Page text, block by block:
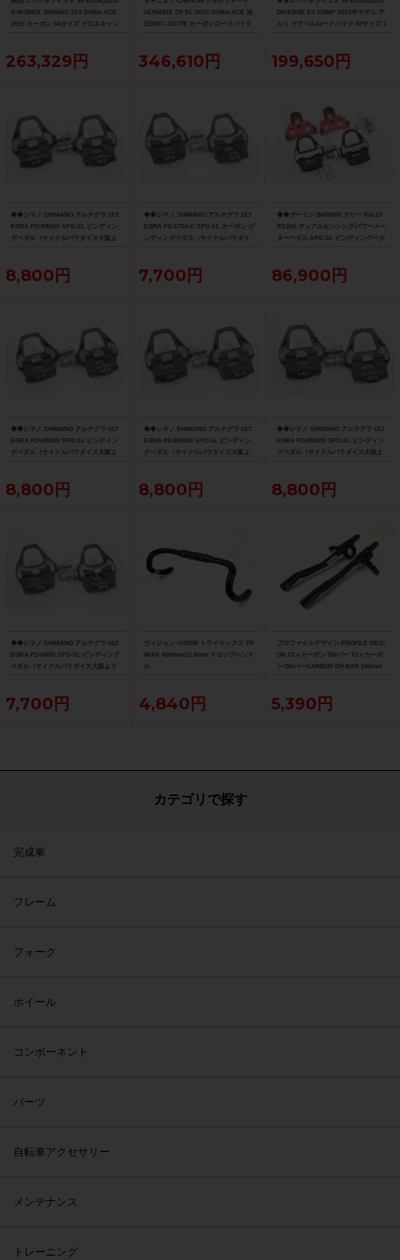
S-WORKS TARMAC SL5 DURA-ACE
2015 カーボン 54サイズ グロスキャン
263,329円
ULTIMATE CF SL DISC DURA-ACE 油
圧DISC 2017年 カーボンロードバイク
346,610円
DIVERGE E5 COMP 2023年モデル ア
ルミ グラベルロードバイク 49サイズ 1
199,650円
◆◆シマノ SHIMANO アルテグラ ULT
EGRA PD-R8000 SPD-SL ビンディン
グペダル（サイクルパラダイス大阪よ
8,800円
◆◆シマノ SHIMANO アルテグラ ULT
EGRA PD-6700-C SPD-SL カーボン ビ
ンディングペダル（サイクルパラダイ
7,700円
◆◆ガーミン GARMIN ラリー RALLY
RS200 デュアルセンシングパワーメー
ターペダル SPD-SL ビンディングペダ
86,900円
◆◆シマノ SHIMANO アルテグラ ULT
EGRA PD-R8000 SPD-SL ビンディン
グペダル（サイクルパラダイス大阪よ
8,800円
◆◆シマノ SHIMANO アルテグラ ULT
EGRA PD-R8000 SPD-SL ビンディン
グペダル（サイクルパラダイス大阪よ
8,800円
◆◆シマノ SHIMANO アルテグラ ULT
EGRA PD-R8000 SPD-SL ビンディン
グペダル（サイクルパラダイス大阪よ
8,800円
◆◆シマノ SHIMANO アルテグラ ULT
EGRA PD-6800 SPD-SL ビンディング
ペダル（サイクルパラダイス大阪より
7,700円
ヴィジョン VISION トライマックス TR
IMAX 400mm/31.8mm ドロップハンド
ル
4,840円
プロファイルデザイン PROFILE DESI
GN T2＋カーボン DHバー T2＋カーボ
ン DHバーCARBON DH BAR 340mm
5,390円
カテゴリで探す
完成車
フレーム
フォーク
ホイール
コンポーネント
パーツ
自転車アクセサリー
メンテナンス
トレーニング